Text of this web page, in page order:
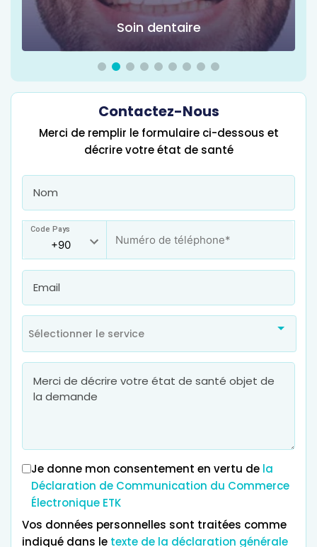
Chirurgie d'obésité
Contactez-Nous
Merci de remplir le formulaire ci-dessous et
décrire votre état de santé
Code Pays
Sélectionner le service
Je donne mon consentement en vertu de la
Déclaration de Communication du Commerce
Électronique ETK
Vos données personnelles sont traitées comme
indiqué dans le texte de la déclaration générale